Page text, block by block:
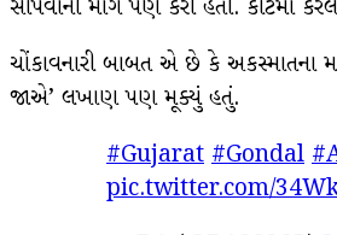
સોંપવાની માંગ પણ કરી હતી. કોર્ટમાં
ચોંકાવનારી બાબત એ છે કે અકસ્માતના
જાએ’ લખાણ પણ મૂક્યું હતું.
#Gujarat #Gondal
pic.twitter.com/